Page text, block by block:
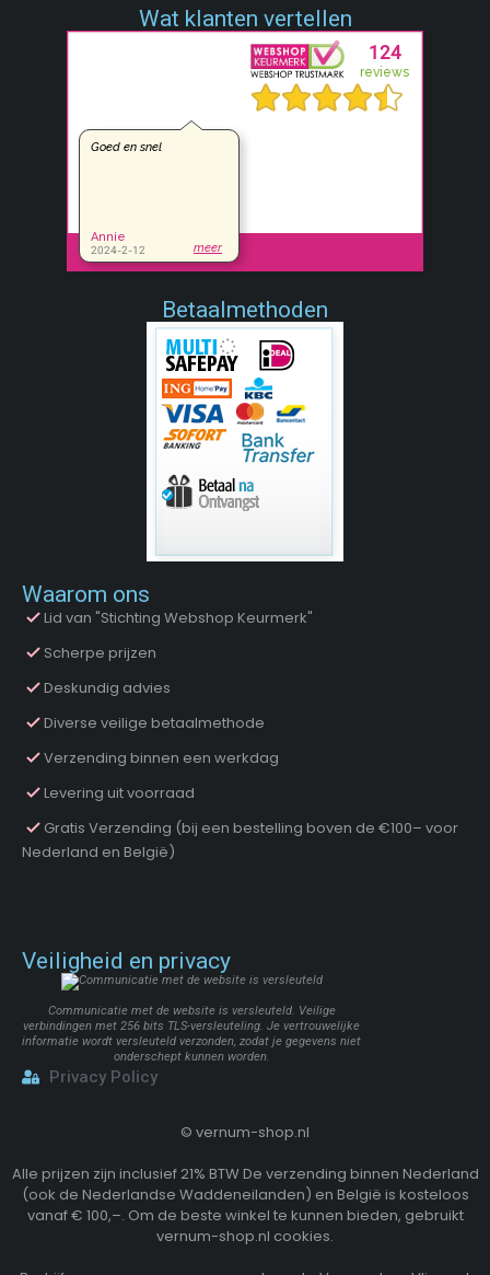
Wat klanten vertellen
Betaalmethoden
Waarom ons
Lid van "Stichting Webshop Keurmerk"
Scherpe prijzen
Deskundig advies
Diverse veilige betaalmethode
Verzending binnen een werkdag
Levering uit voorraad
Gratis Verzending (bij een bestelling boven de €100– voor
Nederland en België)
Veiligheid en privacy
Communicatie met de website is versleuteld. Veilige
verbindingen met 256 bits TLS-versleuteling. Je vertrouwelijke
informatie wordt versleuteld verzonden, zodat je gegevens niet
onderschept kunnen worden.
Privacy Policy
© vernum-shop.nl
Alle prijzen zijn inclusief 21% BTW De verzending binnen Nederland
(ook de Nederlandse Waddeneilanden) en België is kosteloos
vanaf € 100,–. Om de beste winkel te kunnen bieden, gebruikt
vernum-shop.nl cookies.